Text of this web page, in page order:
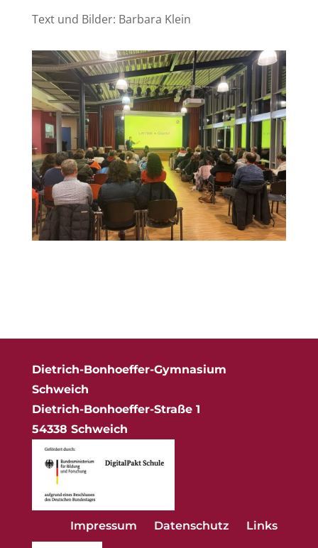
Text und Bilder: Barbara Klein
Dietrich-Bonhoeffer-Gymnasium
Schweich
Dietrich-Bonhoeffer-Straße 1
54338 Schweich
Impressum Datenschutz Links